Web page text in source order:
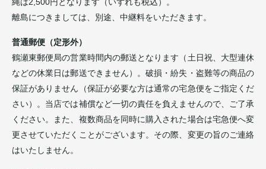
離島につきましては、別途、中継料をいただきます。
普通郵便（定形外）
鶴瀬東郵便局の営業時間内の郵送となります（土日祝、大型連休
などの休業日は郵送できません）。破損・紛失・盗難等の商品の
保証がありません（保証が必要な方は通常の宅急便をご指定くだ
さい）。当店では補償など一切の責任を負えませんので、ご了承
ください。また、複数商品を同時に購入された場合は宅急便へ変
更させていただくことがございます。その際、変更の旨のご連絡
はいたしません。